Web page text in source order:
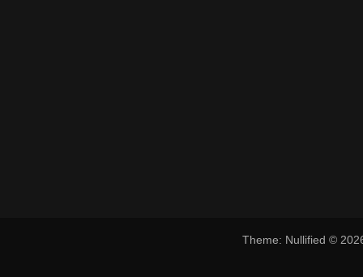
Theme: Nullified ©